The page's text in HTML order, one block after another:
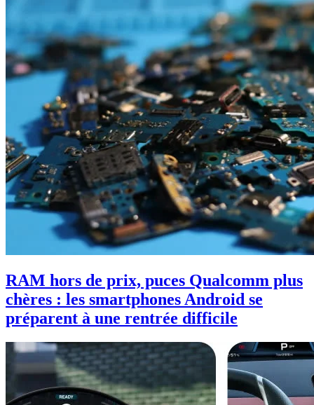
RAM hors de prix, puces Qualcomm plus
chères : les smartphones Android se
préparent à une rentrée difficile